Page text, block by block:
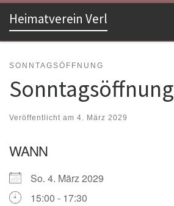
Zum Inhalt springen
Heimatverein Verl
SONNTAGSÖFFNUNG
Sonntagsöffnung
Veröffentlicht am 4. März 2029
WANN
So. 4. März 2029
15:00 - 17:30